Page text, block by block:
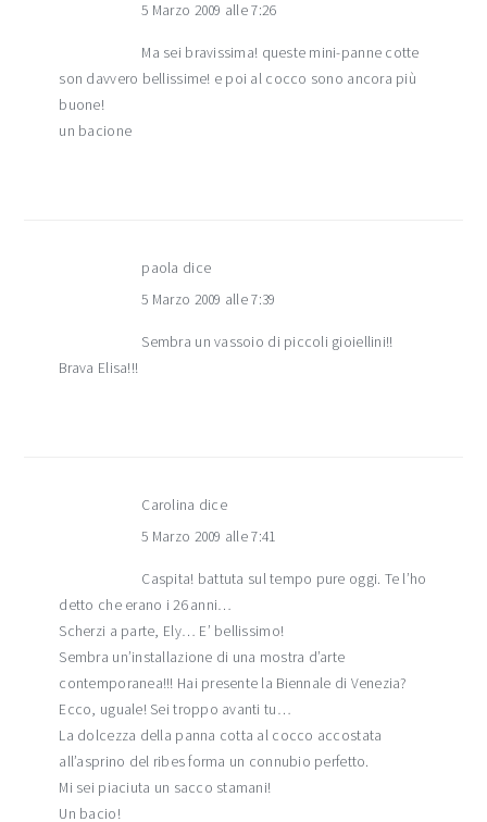
5 Marzo 2009 alle 7:26
Ma sei bravissima! queste mini-panne cotte
son davvero bellissime! e poi al cocco sono ancora più
buone!
un bacione
paola dice
5 Marzo 2009 alle 7:39
Sembra un vassoio di piccoli gioiellini!!
Brava Elisa!!!
Carolina dice
5 Marzo 2009 alle 7:41
Caspita! battuta sul tempo pure oggi. Te l’ho
detto che erano i 26 anni…
Scherzi a parte, Ely… E’ bellissimo!
Sembra un’installazione di una mostra d’arte
contemporanea!!! Hai presente la Biennale di Venezia?
Ecco, uguale! Sei troppo avanti tu…
La dolcezza della panna cotta al cocco accostata
all’asprino del ribes forma un connubio perfetto.
Mi sei piaciuta un sacco stamani!
Un bacio!